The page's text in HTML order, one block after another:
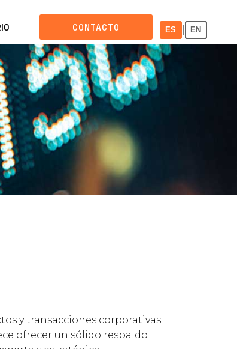
CONTACTO ES EN
y transacciones corporativas
ofrecer un sólido respaldo